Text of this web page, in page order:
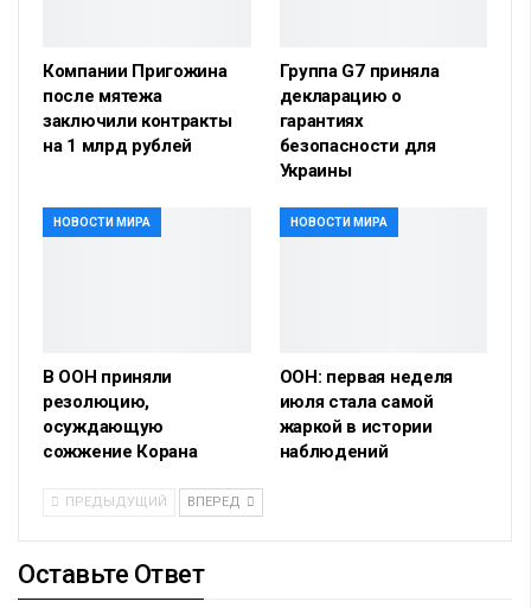
Компании Пригожина
после мятежа
заключили контракты
на 1 млрд рублей
Группа G7 приняла
декларацию о
гарантиях
безопасности для
Украины
НОВОСТИ МИРА
В ООН приняли
резолюцию,
осуждающую
сожжение Корана
НОВОСТИ МИРА
ООН: первая неделя
июля стала самой
жаркой в истории
наблюдений
ПРЕДЫДУЩИЙ ВПЕРЕД
Оставьте Ответ